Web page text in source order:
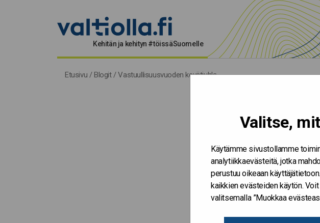
Valitse,
Käytämme sivustollamme
analytiikkaevästeitä, jotka
perustuu oikeaan
kaikkien evästeiden käytön.
valitsemalla ”Muokkaa
Kehitän ja kehityn #töissäSuomelle
Etusivu / Blogit/Vastuullisuusvuoden kevätjuhla